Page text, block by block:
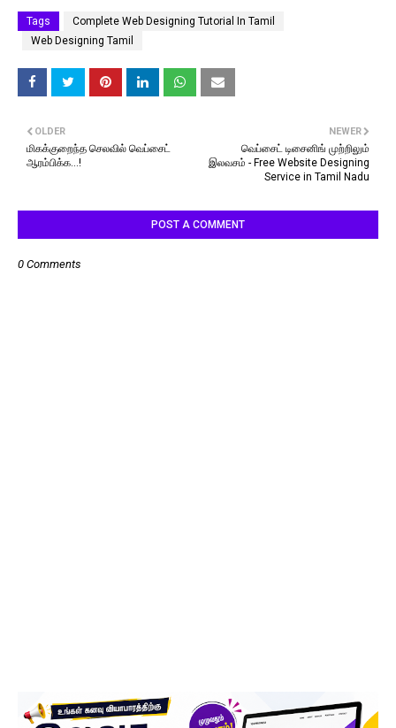
Tags
Complete Web Designing Tutorial In Tamil
Web Designing Tamil
NEWER
வெப்சைட் டிசைனிங் முற்றிலும்
இலவசம் - Free Website Designing
Service in Tamil Nadu
OLDER
மிகக்குறைந்த செலவில் வெப்சைட்
ஆரம்பிக்க...!
POST A COMMENT
0 Comments